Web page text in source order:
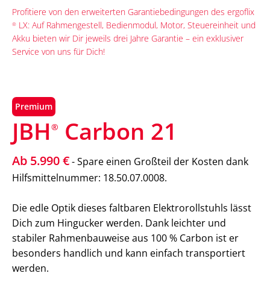
Profitiere von den erweiterten Garantiebedingungen des ergoflix
® LX: Auf Rahmengestell, Bedienmodul, Motor, Steuereinheit und
Akku bieten wir Dir jeweils drei Jahre Garantie – ein exklusiver
Service von uns für Dich!
Premium
JBH ® Carbon 21
Ab 5.990 €- Spare einen Großteil der Kosten dank
Hilfsmittelnummer: 18.50.07.0008.
Die edle Optik dieses faltbaren Elektrorollstuhls lässt
Dich zum Hingucker werden. Dank leichter und
stabiler Rahmenbauweise aus 100 % Carbon ist er
besonders handlich und kann einfach transportiert
werden.